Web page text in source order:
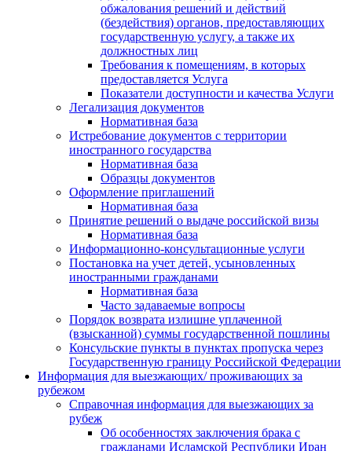
обжалования решений и действий
(бездействия) органов, предоставляющих
государственную услугу, а также их
должностных лиц
Требования к помещениям, в которых
предоставляется Услуга
Показатели доступности и качества Услуги
Легализация документов
Нормативная база
Истребование документов с территории
иностранного государства
Нормативная база
Образцы документов
Оформление приглашений
Нормативная база
Принятие решений о выдаче российской визы
Нормативная база
Информационно-консультационные услуги
Постановка на учет детей, усыновленных
иностранными гражданами
Нормативная база
Часто задаваемые вопросы
Порядок возврата излишне уплаченной
(взысканной) суммы государственной пошлины
Консульские пункты в пунктах пропуска через
Государственную границу Российской Федерации
Информация для выезжающих/ проживающих за
рубежом
Справочная информация для выезжающих за
рубеж
Об особенностях заключения брака с
гражданами Исламской Республики Иран